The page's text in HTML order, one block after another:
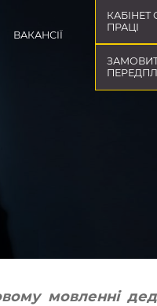
ВАКАНСІЇ
ПРАЦІ
мовленні